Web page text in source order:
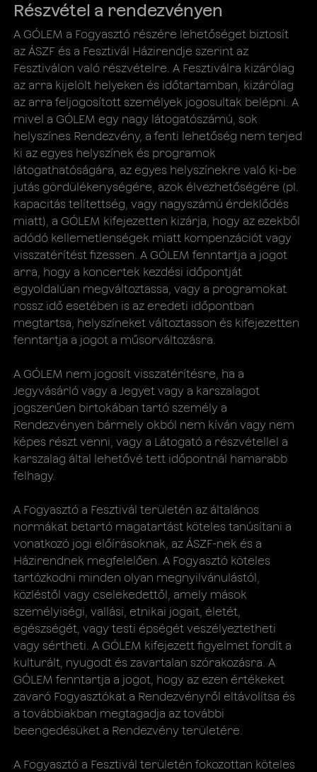
Részvétel a rendezvényen
A GÓLEM a Fogyasztó részére lehetőséget biztosít
az ÁSZF és a Fesztivál Házirendje szerint az
Fesztiválon való részvételre. A Fesztiválra kizárólag
az arra kijelölt helyeken és időtartamban, kizárólag
az arra feljogosított személyek jogosultak belépni. A
mivel a GÓLEM egy nagy látogatószámú, sok
helyszínes Rendezvény, a fenti lehetőség nem terjed
ki az egyes helyszínek és programok
látogathatóságára, az egyes helyszínekre való ki-be
jutás gördülékenységére, azok élvezhetőségére (pl.
kapacitás telítettség, vagy nagyszámú érdeklődés
miatt), a GÓLEM kifejezetten kizárja, hogy az ezekből
adódó kellemetlenségek miatt kompenzációt vagy
visszatérítést fizessen. A GÓLEM fenntartja a jogot
arra, hogy a koncertek kezdési időpontját
egyoldalúan megváltoztassa, vagy a programokat
rossz idő esetében is az eredeti időpontban
megtartsa, helyszíneket változtasson és kifejezetten
fenntartja a jogot a műsorváltozásra.
A GÓLEM nem jogosít visszatérítésre, ha a
Jegyvásárló vagy a Jegyet vagy a karszalagot
jogszerűen birtokában tartó személy a
Rendezvényen bármely okból nem kíván vagy nem
képes részt venni, vagy a Látogató a részvétellel a
karszalag által lehetővé tett időpontnál hamarabb
felhagy.
A Fogyasztó a Fesztivál területén az általános
normákat betartó magatartást köteles tanúsítani a
vonatkozó jogi előírásoknak, az ÁSZF-nek és a
Házirendnek megfelelően. A Fogyasztó köteles
tartózkodni minden olyan megnyilvánulástól,
közléstől vagy cselekedettől, amely mások
személyiségi, vallási, etnikai jogait, életét,
egészségét, vagy testi épségét veszélyeztetheti
vagy sértheti. A GÓLEM kifejezett figyelmet fordít a
kulturált, nyugodt és zavartalan szórakozásra. A
GÓLEM fenntartja a jogot, hogy az ezen értékeket
zavaró Fogyasztókat a Rendezvényről eltávolítsa és
a továbbiakban megtagadja az további
beengedésüket a Rendezvény területére.
A Fogyasztó a Fesztivál területén fokozottan köteles